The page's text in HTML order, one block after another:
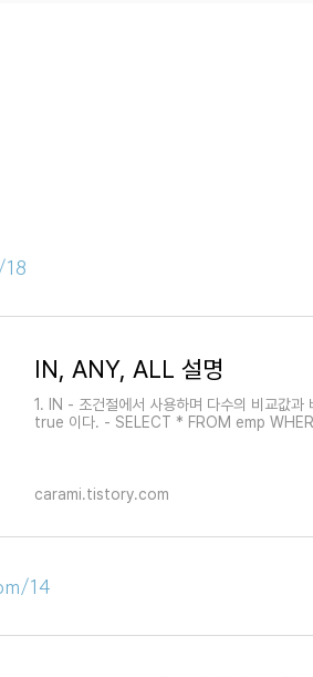
IN, ANY, ALL 설명
1. IN - 조건절에서 사용하며 다수의 비교값과
true 이다. - SELECT * FROM emp
carami.tistory.com
14